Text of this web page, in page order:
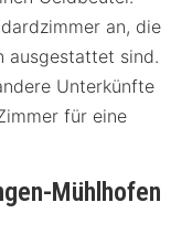
an, die
ausgestattet sind.
Unterkünfte
für eine
Mühlhofen